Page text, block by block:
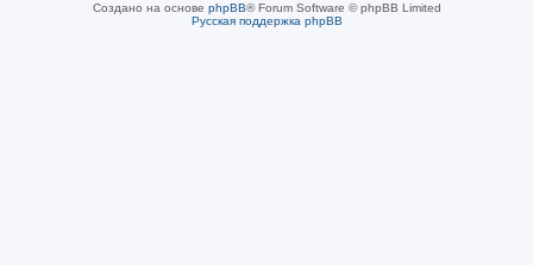
Создано на основе phpBB® Forum Software © phpBB Limited
Русская поддержка phpBB